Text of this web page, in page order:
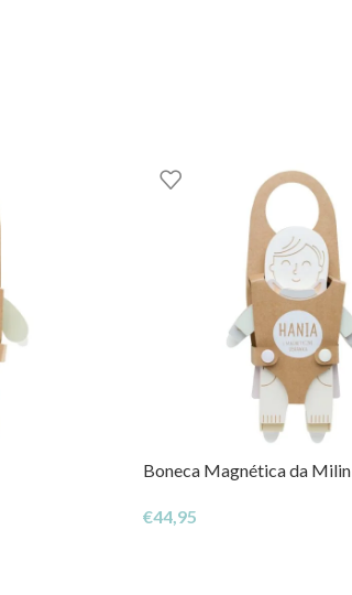
Boneca Magnética da Milin
€44,95